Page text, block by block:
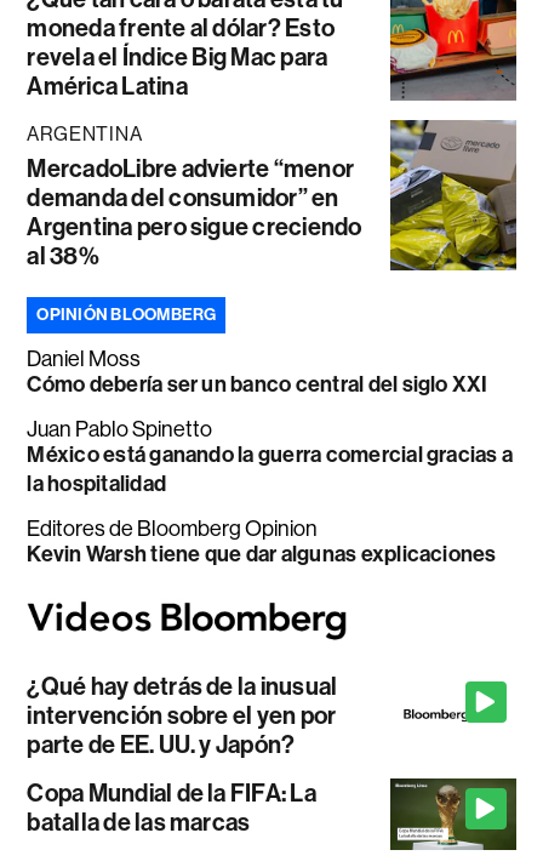
moneda frente al dólar? Esto
revela el Índice Big Mac para
América Latina
ARGENTINA
MercadoLibre advierte “menor
demanda del consumidor” en
Argentina pero sigue creciendo
al 38%
OPINIÓN BLOOMBERG
Daniel Moss
Cómo debería ser un banco central del siglo XXI
Juan Pablo Spinetto
México está ganando la guerra comercial gracias a
la hospitalidad
Editores de Bloomberg Opinion
Kevin Warsh tiene que dar algunas explicaciones
¿Qué hay detrás de la inusual
intervención sobre el yen por
parte de EE. UU. y Japón?
Copa Mundial de la FIFA: La
batalla de las marcas